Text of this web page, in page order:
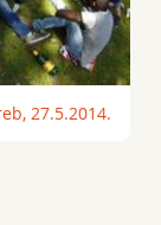
27.5.2014.